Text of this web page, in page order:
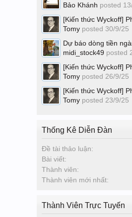
Bảo Khánh posted
[Kiến thức Wyckoff]
Tomy posted 30/9/25
Dự báo dòng tiền
midi_stock49 posted
[Kiến thức Wyckoff]
Tomy posted 26/9/25
[Kiến thức Wyckoff]
Tomy posted 23/9/25
Thống Kê Diễn Đàn
Đề tài thảo luận:
Bài viết:
Thành viên:
Thành viên mới nhất:
Thành Viên Trực Tuyến